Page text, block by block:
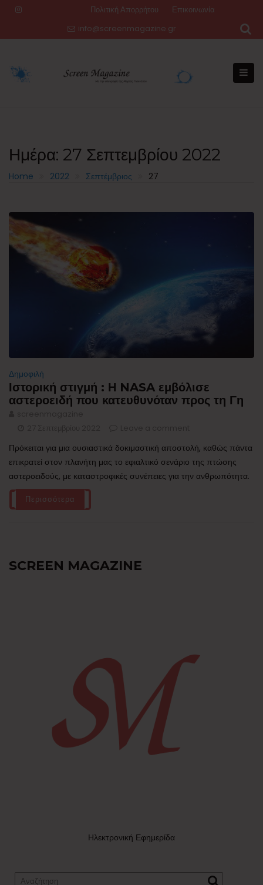
Πολιτική Απορρήτου
Επικοινωνία
info@screenmagazine.gr
Ημέρα: 27 Σεπτεμβρίου 2022
Home 2022 Σεπτέμβριος 27
Δημοφιλή
Ιστορική στιγμή : Η NASA εμβόλισε
αστεροειδή που κατευθυνόταν προς τη Γη
Πρόκειται για μια ουσιαστικά δοκιμαστική αποστολή, καθώς πάντα
επικρατεί στον πλανήτη μας το εφιαλτικό σενάριο της πτώσης
αστεροειδούς, με καταστροφικές συνέπειες για την ανθρωπότητα.
Περισσότερα
SCREEN MAGAZINE
Ηλεκτρονική Εφημερίδα